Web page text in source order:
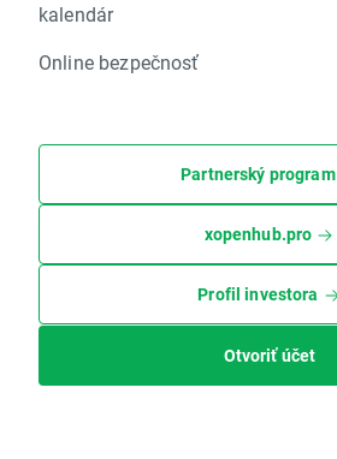
kalendár
Online bezpečnosť
Partnerský program
xopenhub.pro
Profil investora
Otvoriť účet